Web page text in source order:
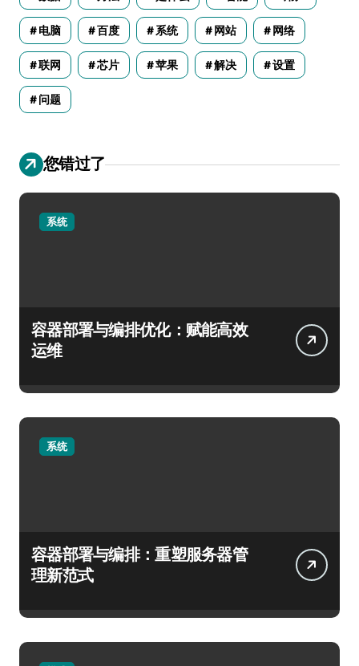
电脑 百度 系统 网站 网络
联网 芯片 苹果 解决 设置
问题
您错过了
系统
容器部署与编排优化：赋能高效
运维
系统
容器部署与编排：重塑服务器管
理新范式